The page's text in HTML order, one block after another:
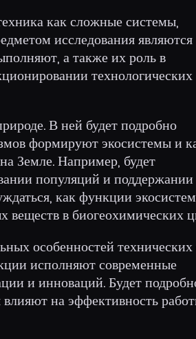
как сложные системы,
исследования являются
а также их роль в
технологических
В ней будет подробно
формируют экосистемы и
Земле. Например, будет
популяций и поддержании
как функции экосистем
веществ в биогеохимических
особенностей технических
исполняют современные
и инноваций. Будет
на эффективность